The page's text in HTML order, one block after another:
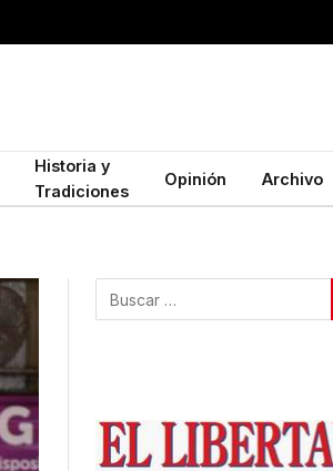
Historia y
Tradiciones
Opinión Archivo